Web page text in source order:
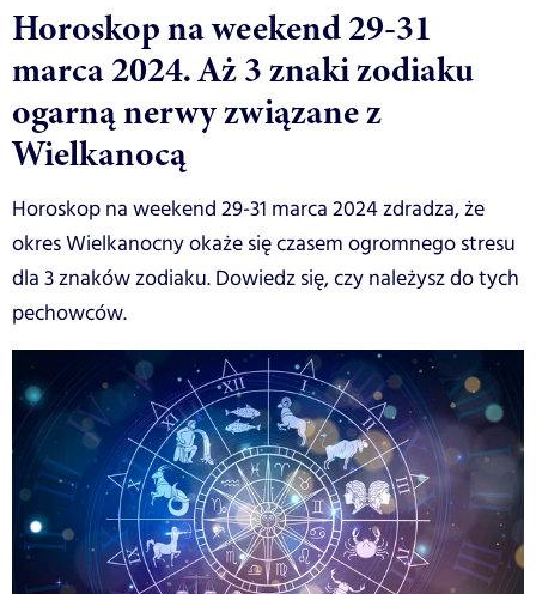
Horoskop na weekend 29-31
marca 2024. Aż 3 znaki zodiaku
ogarną nerwy związane z
Wielkanocą
Horoskop na weekend 29-31 marca 2024 zdradza, że
okres Wielkanocny okaże się czasem ogromnego stresu
dla 3 znaków zodiaku. Dowiedz się, czy należysz do tych
pechowców.